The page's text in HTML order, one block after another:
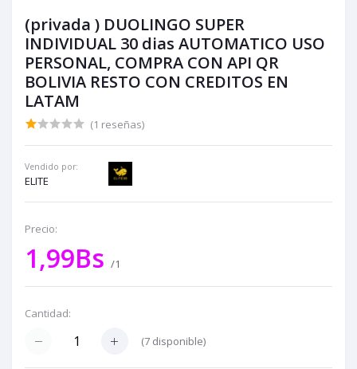
(privada ) DUOLINGO SUPER
INDIVIDUAL 30 dias AUTOMATICO USO
PERSONAL, COMPRA CON API QR
BOLIVIA RESTO CON CREDITOS EN
LATAM
(1 reseñas)
Vendido por:
ELITE
Precio:
1,99Bs /1
Cantidad:
(7 disponible)